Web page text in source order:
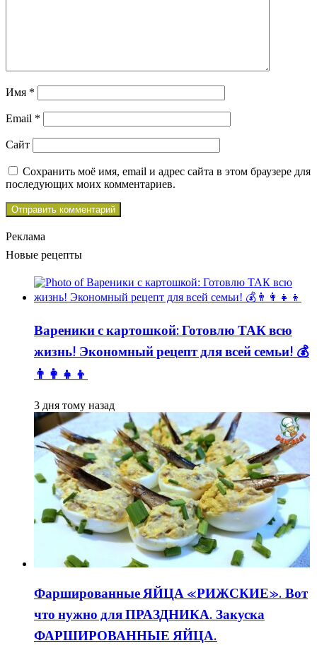
Имя *
Email *
Сайт
Сохранить моё имя, email и адрес сайта в этом браузере для
последующих моих комментариев.
Реклама
Новые рецепты
Вареники с картошкой: Готовлю ТАК всю
жизнь! Экономный рецепт для всей семьи! 💰
👨👩👧👦
3 дня тому назад
Фаршированные ЯЙЦА «РИЖСКИЕ». Вот
что нужно для ПРАЗДНИКА. Закуска
ФАРШИРОВАННЫЕ ЯЙЦА.